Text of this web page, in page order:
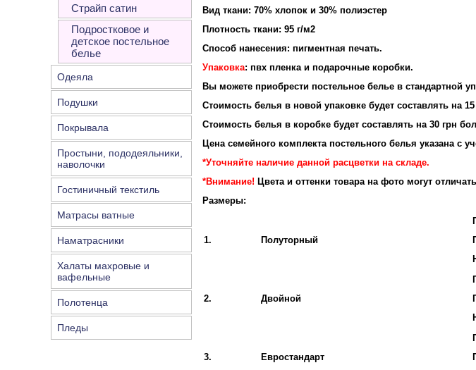
Страйп сатин
Подростковое и
детское постельное
белье
Одеяла
Подушки
Покрывала
Простыни, пододеяльники,
наволочки
Гостиничный текстиль
Матрасы ватные
Наматрасники
Халаты махровые и
вафельные
Полотенца
Пледы
Вид ткани: 70% хлопок и 30% полиэстер
Плотность ткани: 95 г/м2
Способ нанесения: пигментная печать.
Упаковка: пвх пленка и подарочные коробки.
Вы можете приобрести постельное белье в стандартной
Стоимость белья в новой упаковке будет составлять на
Стоимость белья в коробке будет составлять на 30 грн
Цена семейного комплекта постельного белья указана с
*Уточняйте наличие данной расцветки на складе.
*Внимание! Цвета и оттенки товара на фото могут
Размеры:
1. Полуторный
2. Двойной
3. Евростандарт